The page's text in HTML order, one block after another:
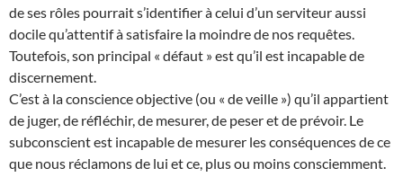
de ses rôles pourrait s’identifier à celui d’un serviteur aussi
docile qu’attentif à satisfaire la moindre de nos requêtes.
Toutefois, son principal « défaut » est qu’il est incapable de
discernement.
C’est à la conscience objective (ou « de veille ») qu’il appartient
de juger, de réfléchir, de mesurer, de peser et de prévoir. Le
subconscient est incapable de mesurer les conséquences de ce
que nous réclamons de lui et ce, plus ou moins consciemment.